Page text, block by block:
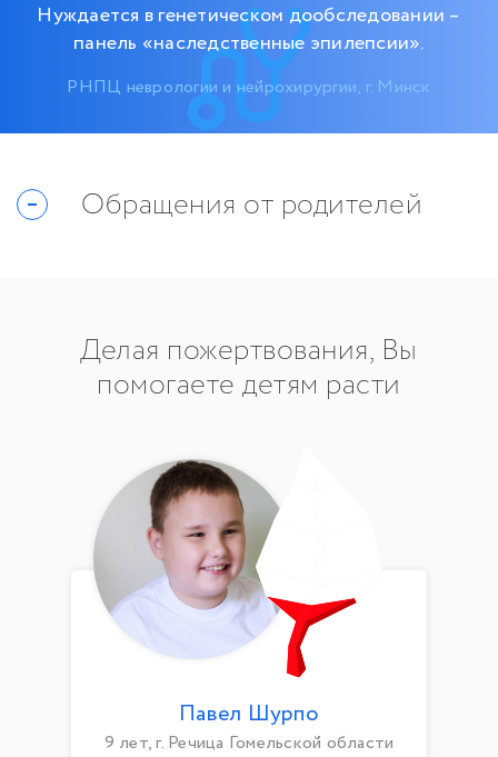
Нуждается в генетическом дообследовании –
панель «наследственные эпилепсии».
РНПЦ неврологии и нейрохирургии, г. Минск
Обращения от родителей
Делая пожертвования, Вы
помогаете детям расти
Павел Шурпо
9 лет, г. Речица Гомельской области